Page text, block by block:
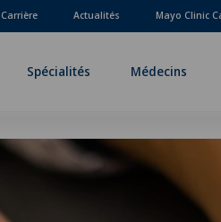
Carrière Actualités Mayo Clinic
Spécialités Médecins